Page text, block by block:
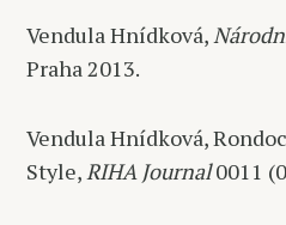
Vendula Hnídková,
Praha 2013.
Vendula Hnídková,
Style,RIHA Journal0011